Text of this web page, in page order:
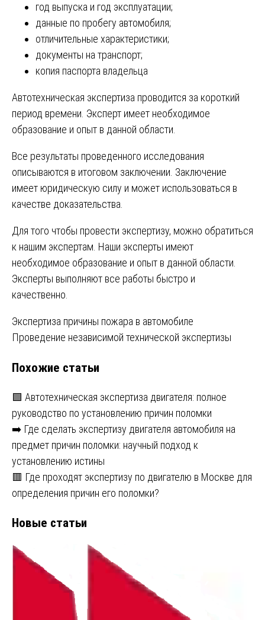
год выпуска и год эксплуатации;
данные по пробегу автомобиля;
отличительные характеристики;
документы на транспорт;
копия паспорта владельца
Автотехническая экспертиза проводится за короткий
период времени. Эксперт имеет необходимое
образование и опыт в данной области.
Все результаты проведенного исследования
описываются в итоговом заключении. Заключение
имеет юридическую силу и может использоваться в
качестве доказательства.
Для того чтобы провести экспертизу‚ можно обратиться
к нашим экспертам. Наши эксперты имеют
необходимое образование и опыт в данной области.
Эксперты выполняют все работы быстро и
качественно.
Навигация
по
записям
Экспертиза причины пожара в автомобиле
Проведение независимой технической экспертизы
Похожие статьи
🟩 Автотехническая экспертиза двигателя: полное
руководство по установлению причин поломки
➡️ Где сделать экспертизу двигателя автомобиля на
предмет причин поломки: научный подход к
установлению истины
🟥 Где проходят экспертизу по двигателю в Москве для
определения причин его поломки?
Новые статьи